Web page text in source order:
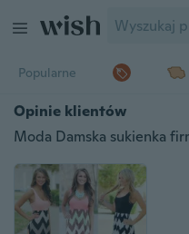
Popularne
Opinie klientów